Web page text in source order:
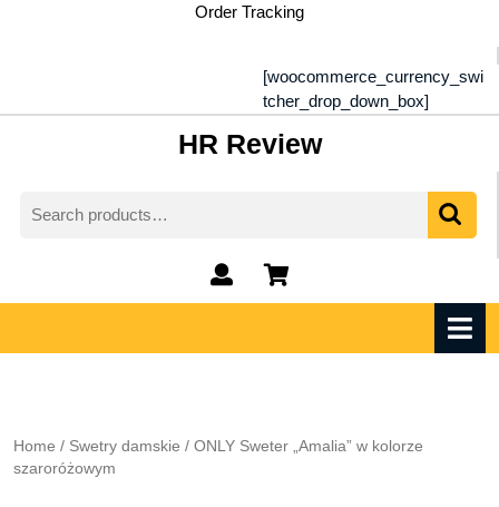
Order Tracking
[woocommerce_currency_swi
tcher_drop_down_box]
HR Review
for:
My
Account
shopping
cart
Home / Swetry damskie / ONLY Sweter „Amalia” w kolorze
szaroróżowym